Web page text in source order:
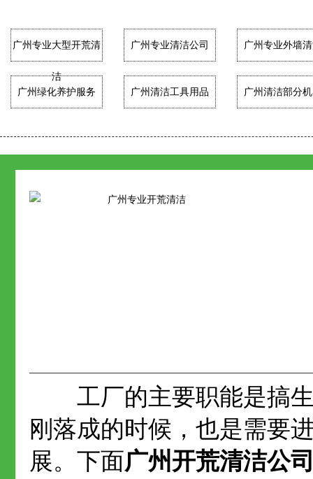
广州专业大型开荒清
洁
广州专业清洁公司 广州专业外墙
广州绿化养护服务 广州清洁工具用品 广州清洁部分
工厂的主要职能是搞生
刚落成的时候，也是需要
展。下面广州开荒清洁公